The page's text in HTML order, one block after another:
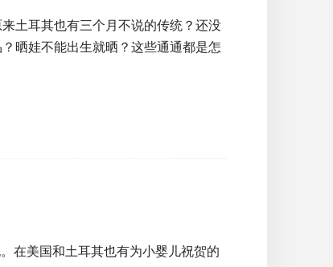
土耳其也有三个月不说的传统？还没
晒娃不能出生就晒？这些通通都是怎
在美国和土耳其也有为小婴儿祝贺的